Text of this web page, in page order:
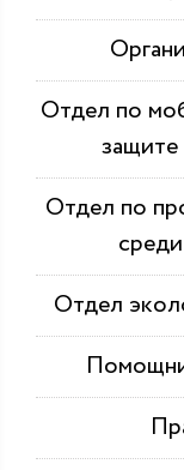
Отдел по
защите
Отдел по
Отдел